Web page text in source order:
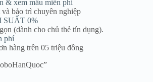
& xem mẫu miễn phí
bảo trì chuyên nghiệp
SUẤT 0%
(dành cho chủ thẻ tín dụng).
phí
hàng trên 05 triệu đồng